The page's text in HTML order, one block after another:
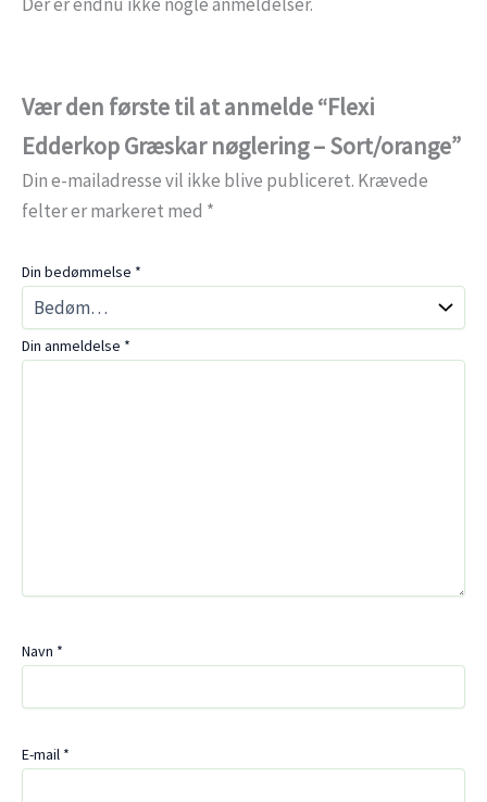
Der er endnu ikke nogle anmeldelser.
Vær den første til at anmelde “Flexi
Edderkop Græskar nøglering – Sort/orange”
Din e-mailadresse vil ikke blive publiceret. Krævede
felter er markeret med *
Din bedømmelse *
Din anmeldelse *
Navn *
E-mail *